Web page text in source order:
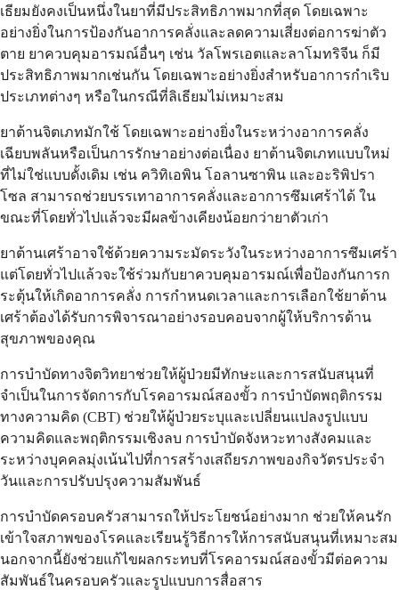
เธียมยังคงเป็นหนึ่งในยาที่มีประสิทธิภาพมากที่สุด โดยเฉพาะ
อย่างยิ่งในการป้องกันอาการคลั่งและลดความเสี่ยงต่อการฆ่าตัว
ตาย ยาควบคุมอารมณ์อื่นๆ เช่น วัลโพรเอตและลาโมทริจีน ก็มี
ประสิทธิภาพมากเช่นกัน โดยเฉพาะอย่างยิ่งสำหรับอาการกำเริบ
ประเภทต่างๆ หรือในกรณีที่ลิเธียมไม่เหมาะสม
ยาต้านจิตเภทมักใช้ โดยเฉพาะอย่างยิ่งในระหว่างอาการคลั่ง
เฉียบพลันหรือเป็นการรักษาอย่างต่อเนื่อง ยาต้านจิตเภทแบบใหม่
ที่ไม่ใช่แบบดั้งเดิม เช่น ควิทิเอพิน โอลานซาพิน และอะริพิปรา
โซล สามารถช่วยบรรเทาอาการคลั่งและอาการซึมเศร้าได้ ใน
ขณะที่โดยทั่วไปแล้วจะมีผลข้างเคียงน้อยกว่ายาตัวเก่า
ยาต้านเศร้าอาจใช้ด้วยความระมัดระวังในระหว่างอาการซึมเศร้า
แต่โดยทั่วไปแล้วจะใช้ร่วมกับยาควบคุมอารมณ์เพื่อป้องกันการก
ระตุ้นให้เกิดอาการคลั่ง การกำหนดเวลาและการเลือกใช้ยาต้าน
เศร้าต้องได้รับการพิจารณาอย่างรอบคอบจากผู้ให้บริการด้าน
สุขภาพของคุณ
การบำบัดทางจิตวิทยาช่วยให้ผู้ป่วยมีทักษะและการสนับสนุนที่
จำเป็นในการจัดการกับโรคอารมณ์สองขั้ว การบำบัดพฤติกรรม
ทางความคิด (CBT) ช่วยให้ผู้ป่วยระบุและเปลี่ยนแปลงรูปแบบ
ความคิดและพฤติกรรมเชิงลบ การบำบัดจังหวะทางสังคมและ
ระหว่างบุคคลมุ่งเน้นไปที่การสร้างเสถียรภาพของกิจวัตรประจำ
วันและการปรับปรุงความสัมพันธ์
การบำบัดครอบครัวสามารถให้ประโยชน์อย่างมาก ช่วยให้คนรัก
เข้าใจสภาพของโรคและเรียนรู้วิธีการให้การสนับสนุนที่เหมาะสม
นอกจากนี้ยังช่วยแก้ไขผลกระทบที่โรคอารมณ์สองขั้วมีต่อความ
สัมพันธ์ในครอบครัวและรูปแบบการสื่อสาร